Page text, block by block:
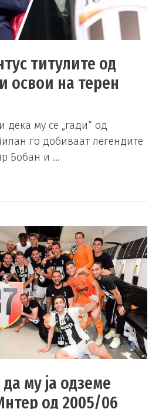
титулите од
освои на терен
му се „гади“ од
го добиваат легендите
Бобан и …
му ја одземе
од 2005/06